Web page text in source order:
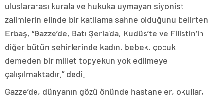
uluslararası kurala ve hukuka uymayan siyonist
zalimlerin elinde bir katliama sahne olduğunu belirten
Erbaş, “Gazze’de, Batı Şeria’da, Kudüs’te ve Filistin’in
diğer bütün şehirlerinde kadın, bebek, çocuk
demeden bir millet topyekun yok edilmeye
çalışılmaktadır.” dedi.
Gazze’de, dünyanın gözü önünde hastaneler, okullar,